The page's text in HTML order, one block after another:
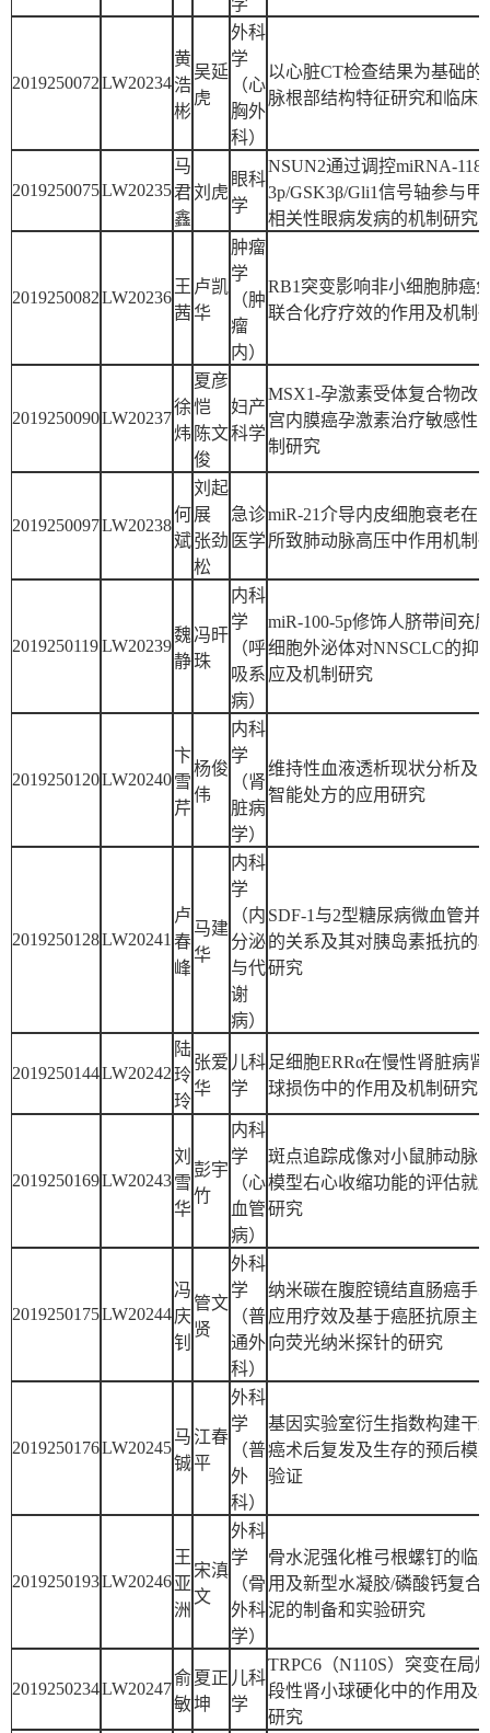
学
2019250072LW20234
黄
浩
彬
吴延
虎
外科
学
（心
胸外
科）
以心脏CT检查结果为基础的
脉根部结构特征研究和临床
2019250075LW20235
马
君
鑫
刘虎
眼科
学
NSUN2通过调控miRNA-
3p/GSK3β/Gli1信号轴参与甲
相关性眼病发病的机制研究
2019250082LW20236
王
茜
卢凯
华
肿瘤
学
（肿
瘤
内）
RB1突变影响非小细胞肺癌
联合化疗疗效的作用及机制
2019250090LW20237
徐
炜
夏彦
恺
陈文
俊
妇产
科学
MSX1-孕激素受体复合物改
宫内膜癌孕激素治疗敏感性
制研究
2019250097LW20238
何
斌
刘起
展
张劲
松
急诊
医学
miR-21介导内皮细胞衰老在
所致肺动脉高压中作用机制
2019250119LW20239
魏
静
冯旰
珠
内科
学
（呼
吸系
病）
miR-100-5p修饰人脐带间充
细胞外泌体对NNSCLC的抑
应及机制研究
2019250120LW20240
卞
雪
芹
杨俊
伟
内科
学
（肾
脏病
学）
维持性血液透析现状分析及
智能处方的应用研究
2019250128LW20241
卢
春
峰
马建
华
内科
学
（内
分泌
与代
谢
病）
SDF-1与2型糖尿病微血管并
的关系及其对胰岛素抵抗的
研究
2019250144LW20242
陆
玲
玲
张爱
华
儿科
学
足细胞ERRα在慢性肾脏病
球损伤中的作用及机制研究
2019250169LW20243
刘
雪
华
彭宇
竹
内科
学
（心
血管
病）
斑点追踪成像对小鼠肺动脉
模型右心收缩功能的评估就
研究
2019250175LW20244
冯
庆
钊
管文
贤
外科
学
（普
通外
科）
纳米碳在腹腔镜结直肠癌手
应用疗效及基于癌胚抗原主
向荧光纳米探针的研究
2019250176LW20245
马
铖
江春
平
外科
学
（普
外
科）
基因实验室衍生指数构建干
癌术后复发及生存的预后模
验证
2019250193LW20246
王
亚
洲
宋滇
文
外科
学
（骨
外科
学）
骨水泥强化椎弓根螺钉的临
用及新型水凝胶/磷酸钙复合
泥的制备和实验研究
2019250234LW20247
俞
敏
夏正
坤
儿科
学
TRPC6（N110S）突变在局
段性肾小球硬化中的作用及
研究